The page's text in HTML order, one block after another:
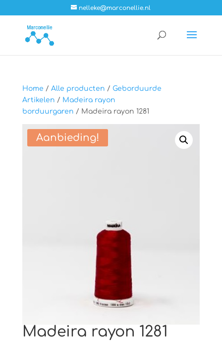
nelleke@marconellie.nl
Home / Alle producten / Geborduurde
Artikelen / Madeira rayon
borduurgaren / Madeira rayon 1281
Aanbieding!
Madeira rayon 1281